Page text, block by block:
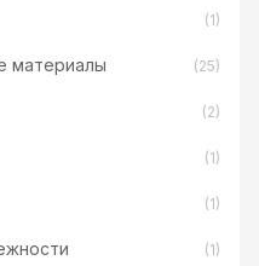
(1)
материалы (25)
(2)
(1)
(1)
(1)